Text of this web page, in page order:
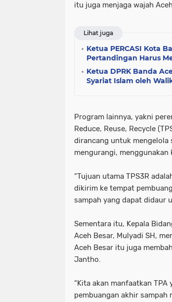
itu juga menjaga wajah
Lihat juga
Ketua PERCASI Kota
Pertandingan Harus
Ketua DPRK Banda
Syariat Islam oleh
Program lainnya, yakni
Reduce, Reuse, Recycle
dirancang untuk mengelola
mengurangi, menggunakan
“Tujuan utama TPS3R
dikirim ke tempat
sampah yang dapat didaur
Sementara itu, Kepala
Aceh Besar, Mulyadi SH,
Aceh Besar itu juga
Jantho.
“Kita akan manfaatkan
pembuangan akhir sampah